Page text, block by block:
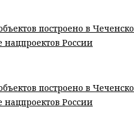
построено в
России
построено в
России